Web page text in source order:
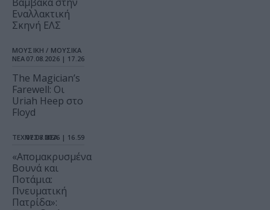
Εναλλακτική
Σκηνή ΕΛΣ
ΜΟΥΣΙΚΗ / ΜΟΥΣΙΚΑ
ΝΕΑ 07.08.2026 | 17.26
The Magician’s
Farewell: Οι
Uriah Heep στο
Floyd
ΤΕΧΝΕΣ / ΝΕΑ
07.08.2026 | 16.59
«Απομακρυσμένα
Βουνά και
Ποτάμια:
Πνευματική
Πατρίδα»: